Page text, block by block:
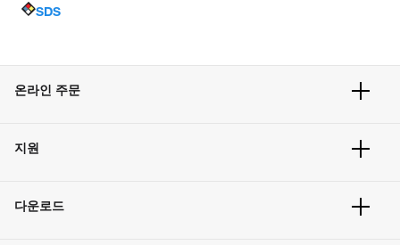
SDS
온라인 주문
주문 방법
벌크 주문
지원
고객 센터
다운로드